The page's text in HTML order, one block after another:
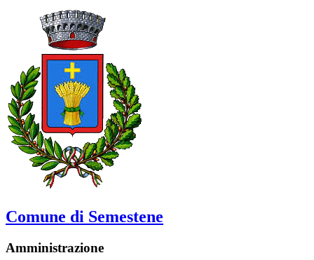
Comune di Semestene
Amministrazione